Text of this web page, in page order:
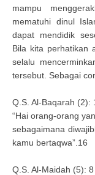
mampu
mematuhi dinul
dapat mendidik
Bila kita perhatikan
selalu
tersebut. Sebagai
Q.S. Al-Baqarah (2):
“Hai orang-orang
sebagaimana
kamu bertaqwa”.16
Q.S. Al-Maidah (5):